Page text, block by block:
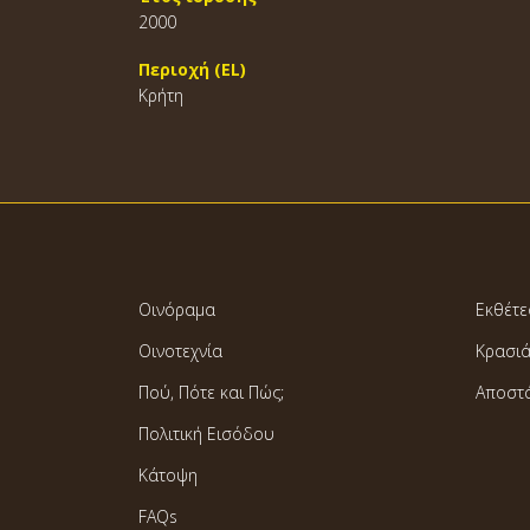
2000
Περιοχή (EL)
Κρήτη
Οινόραμα
Οινοτεχνία
Πού, Πότε και Πώς;
Πολιτική Εισόδου
Κάτοψη
FAQs
Κρασιά